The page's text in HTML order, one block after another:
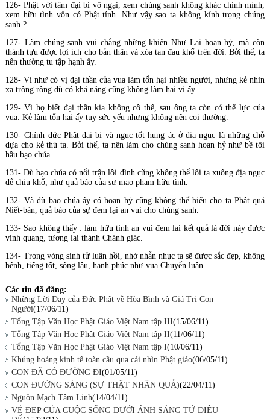
126- Phật với tâm đại bi vô ngại, xem chúng sanh không khác chính mình,
xem hữu tình vốn có Phật tính. Như vậy sao ta không kính trọng chúng
sanh ?
127- Làm chúng sanh vui chẳng những khiến Như Lai hoan hỷ, mà còn
thành tựu được lợi ích cho bản thân và xóa tan đau khổ trên đời. Bởi thế, ta
nên thường tu tập hạnh ấy.
128- Ví như có vị đại thần của vua làm tổn hại nhiều người, nhưng kẻ nhìn
xa trông rộng dù có khả năng cũng không làm hại vị ấy.
129- Vì họ biết đại thần kia không cô thế, sau ông ta còn có thế lực của
vua. Kẻ làm tổn hại ấy tuy sức yếu nhưng không nên coi thường.
130- Chính đức Phật đại bi và ngục tốt hung ác ở địa ngục là những chỗ
dựa cho kẻ thù ta. Bởi thế, ta nên làm cho chúng sanh hoan hỷ như bề tôi
hầu bạo chúa.
131- Dù bạo chúa có nổi trận lôi đình cũng không thể lôi ta xuống địa ngục
để chịu khổ, như quả báo của sự mạo phạm hữu tình.
132- Và dù bạo chúa ấy có hoan hỷ cũng không thể biếu cho ta Phật quả
Niết-bàn, quả báo của sự đem lại an vui cho chúng sanh.
133- Sao không thấy : làm hữu tình an vui đem lại kết quả là đời này được
vinh quang, tương lai thành Chánh giác.
134- Trong vòng sinh tử luân hồi, nhờ nhẫn nhục ta sẽ được sắc đẹp, không
bệnh, tiếng tốt, sống lâu, hạnh phúc như vua Chuyển luân.
Các tin đã đăng:
Những Lời Dạy của Ðức Phật về Hòa Bình và Giá Trị Con
Người(17/06/11)
Tổng Tập Văn Học Phật Giáo Việt Nam tập III(15/06/11)
Tổng Tập Văn Học Phật Giáo Việt Nam tập II(11/06/11)
Tổng Tập Văn Học Phật Giáo Việt Nam tập I(10/06/11)
Khủng hoảng kinh tế toàn cầu qua cái nhìn Phật giáo(06/05/11)
CON ĐÃ CÓ ĐƯỜNG ĐI(01/05/11)
CON ĐƯỜNG SÁNG (SỰ THẬT NHÂN QUẢ)(22/04/11)
Nguồn Mạch Tâm Linh(14/04/11)
VẺ ĐẸP CỦA CUỘC SỐNG DƯỚI ÁNH SÁNG TỨ DIỆU